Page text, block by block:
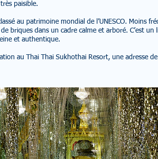
paisible.
au patrimoine mondial de l’UNESCO. Moins
briques dans un cadre calme et arboré. C’est un
et authentique.
au Thai Thai Sukhothai Resort, une adresse